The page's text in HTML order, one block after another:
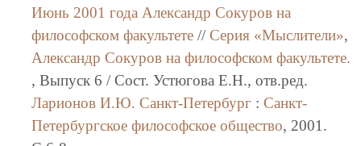
Июнь 2001 года Александр Сокуров на
философском факультете// Серия «Мыслители»,
Александр Сокуров на философском факультете.
, Выпуск 6 / Сост. Устюгова Е.Н., отв.ред.
Ларионов И.Ю. Санкт-Петербург: Санкт-
Петербургское философское общество, 2001.